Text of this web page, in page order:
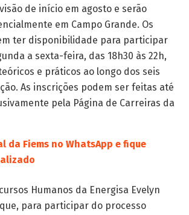
de início em agosto e serão
em Campo Grande. Os
ter disponibilidade para participar
a sexta-feira, das 18h30 às 22h,
e práticos ao longo dos seis
As inscrições podem ser feitas até
pela Página de Carreiras da
da Fiems no WhatsApp e fique
Humanos da Energisa Evelyn
para participar do processo